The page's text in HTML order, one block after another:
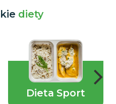
diety
Dieta Sport